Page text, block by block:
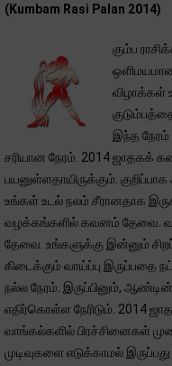
(Kumbam Rasi Palan 2014)
கும்ப
விழாக்கள்
இந்த நேரம்
சரியான நேரம். 2014 ஜாதகக்
பயனுள்ளதாயிருக்கும்.
உங்கள் உடல் நலம் சீரானதாக
வழக்கங்களில் கவனம் தேவை.
தேவை. உங்களுக்கு இன்னும்
கிடைக்கும் வாய்ப்பு இருப்பதை
நல்ல நேரம். இருப்பினும்,
எதிர்கொள்ள நேரிடும். 2014
வாங்கல்களில் பிரச்சினைகள்
முடிவுகளை எடுக்காமல்